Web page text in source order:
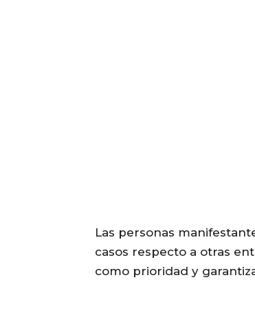
Las personas
casos respecto a otras
como prioridad y